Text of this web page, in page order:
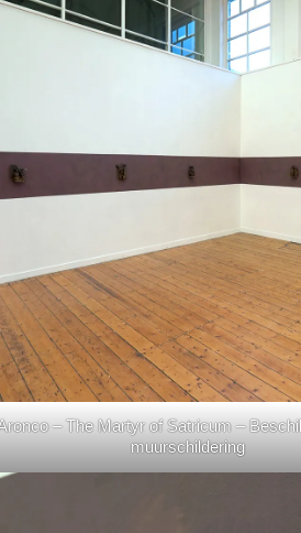
– The Martyr of Satricum –
muurschildering